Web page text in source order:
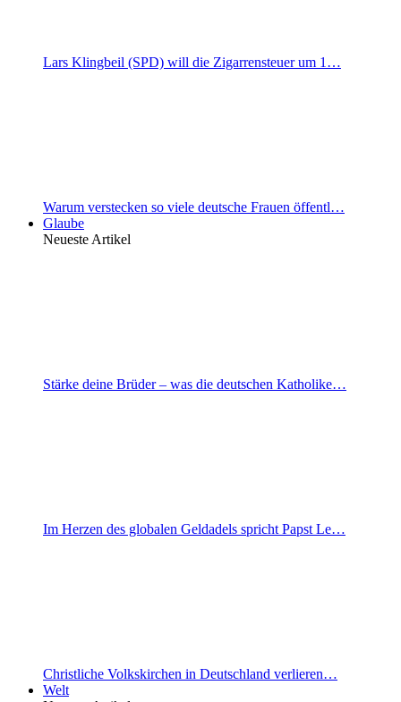
Lars Klingbeil (SPD) will die Zigarrensteuer um 1…
Warum verstecken so viele deutsche Frauen öffentl…
Glaube
Neueste Artikel
Stärke deine Brüder – was die deutschen Katholike…
Im Herzen des globalen Geldadels spricht Papst Le…
Christliche Volkskirchen in Deutschland verlieren…
Welt